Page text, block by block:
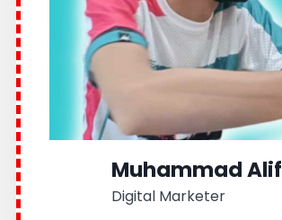
Muhammad Alif
Digital Marketer